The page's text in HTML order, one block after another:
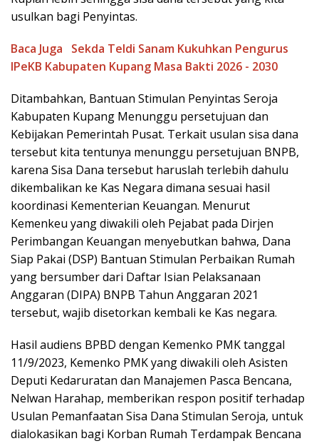
usulkan bagi Penyintas.
Baca Juga
Sekda Teldi Sanam Kukuhkan Pengurus
IPeKB Kabupaten Kupang Masa Bakti 2026 - 2030
Ditambahkan, Bantuan Stimulan Penyintas Seroja
Kabupaten Kupang Menunggu persetujuan dan
Kebijakan Pemerintah Pusat. Terkait usulan sisa dana
tersebut kita tentunya menunggu persetujuan BNPB,
karena Sisa Dana tersebut haruslah terlebih dahulu
dikembalikan ke Kas Negara dimana sesuai hasil
koordinasi Kementerian Keuangan. Menurut
Kemenkeu yang diwakili oleh Pejabat pada Dirjen
Perimbangan Keuangan menyebutkan bahwa, Dana
Siap Pakai (DSP) Bantuan Stimulan Perbaikan Rumah
yang bersumber dari Daftar Isian Pelaksanaan
Anggaran (DIPA) BNPB Tahun Anggaran 2021
tersebut, wajib disetorkan kembali ke Kas negara.
Hasil audiens BPBD dengan Kemenko PMK tanggal
11/9/2023, Kemenko PMK yang diwakili oleh Asisten
Deputi Kedaruratan dan Manajemen Pasca Bencana,
Nelwan Harahap, memberikan respon positif terhadap
Usulan Pemanfaatan Sisa Dana Stimulan Seroja, untuk
dialokasikan bagi Korban Rumah Terdampak Bencana